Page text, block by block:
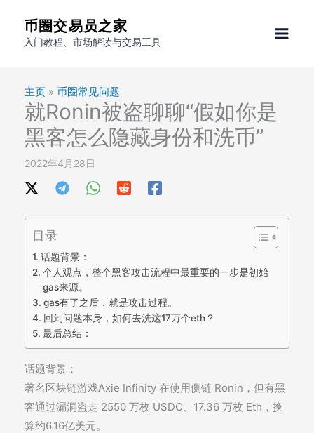
币圈交易员之家
入门教程、市场解读与交易工具
主页 » 币圈常见问题
就Ronin被盗聊聊“假如你是
黑客怎么隐藏身份和洗币”
2022年4月28日
目录
话题背景：
个人观点，整个黑客攻击流程中最重要的一步是初始
gas来源。
gas有了之后，就是攻击过程。
回到问题本身，如何去洗这17万个eth？
最后总结：
话题背景：
著名区块链游戏Axie Infinity 在使用側链 Ronin，但有黑
客通过漏洞盗走 2550 万枚 USDC、17.36 万枚 Eth，换
算约6.16亿美元。